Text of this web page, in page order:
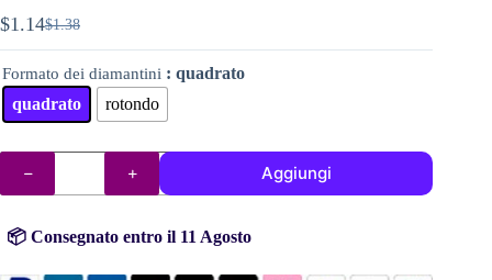
$1.38
Il
prezzo
originale
era:
$1.38.
$1.14Il
prezzo
attuale
è:
$1.14.
Formato dei diamantini : quadrato
quadrato
rotondo
DMC
diamantini
(perline)
320
Aggiungi
📦 Consegnato entro il 11 Agosto